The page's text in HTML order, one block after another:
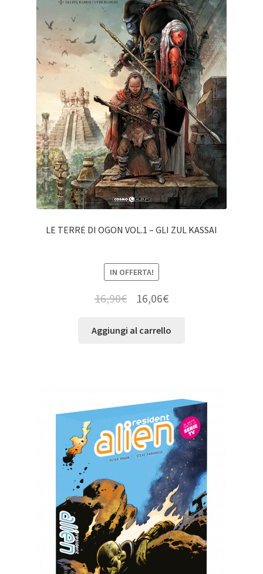
LE TERRE DI OGON VOL.1 – GLI ZUL KASSAI
IN OFFERTA!
16,90€ 16,06€
Aggiungi al carrello